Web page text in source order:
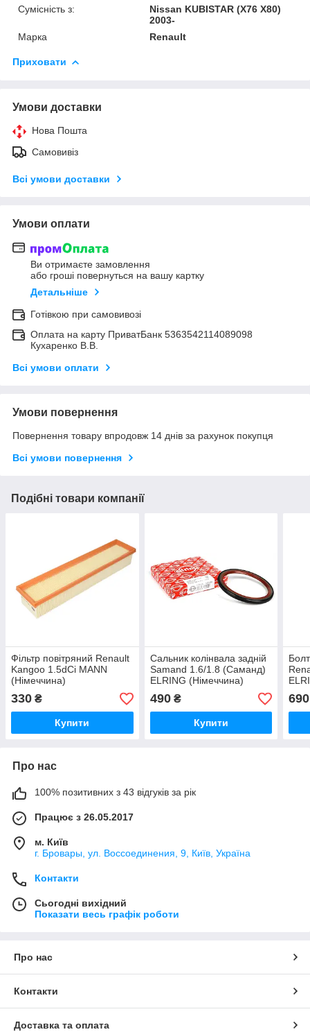
Сумісність з:
Nissan KUBISTAR (X76 X80)
2003-
Марка
Renault
Приховати
Умови доставки
Нова Пошта
Самовивіз
Всі умови доставки
Умови оплати
Ви отримаєте замовлення
або гроші повернуться на вашу картку
Детальніше
Готівкою при самовивозі
Оплата на карту ПриватБанк 5363542114089098
Кухаренко В.В.
Всі умови оплати
Умови повернення
Повернення товару впродовж 14 днів за рахунок покупця
Всі умови повернення
Подібні товари компанії
Фільтр повітряний Renault
Kangoo 1.5dCi MANN
(Німеччина)
330 ₴
Купити
Сальник колінвала задній
Samand 1.6/1.8 (Саманд)
ELRING (Німеччина)
490₴
Купити
690
Про нас
100% позитивних з 43 відгуків за рік
Працює з 26.05.2017
м. Київ
г. Бровары, ул. Воссоединения, 9, Київ, Україна
Контакти
Сьогодні вихідний
Показати весь графік роботи
Про нас
Контакти
Доставка та оплата